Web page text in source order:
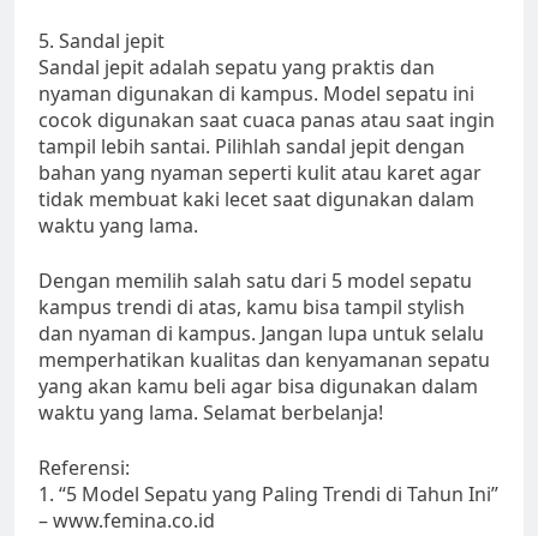
5. Sandal jepit
Sandal jepit adalah sepatu yang praktis dan
nyaman digunakan di kampus. Model sepatu ini
cocok digunakan saat cuaca panas atau saat ingin
tampil lebih santai. Pilihlah sandal jepit dengan
bahan yang nyaman seperti kulit atau karet agar
tidak membuat kaki lecet saat digunakan dalam
waktu yang lama.
Dengan memilih salah satu dari 5 model sepatu
kampus trendi di atas, kamu bisa tampil stylish
dan nyaman di kampus. Jangan lupa untuk selalu
memperhatikan kualitas dan kenyamanan sepatu
yang akan kamu beli agar bisa digunakan dalam
waktu yang lama. Selamat berbelanja!
Referensi:
1. “5 Model Sepatu yang Paling Trendi di Tahun Ini”
– www.femina.co.id